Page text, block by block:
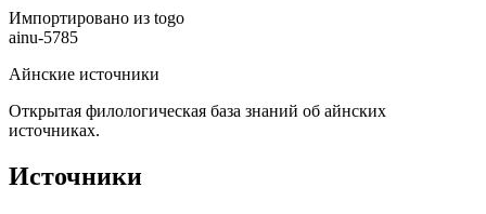
Импортировано из togo
ainu-5785
Айнские источники
Открытая филологическая база знаний об айнских
источниках.
Источники